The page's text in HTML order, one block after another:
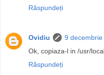
Răspundeți
Ovidiu
9
Ok, copiaza-l in /usr/
Răspundeți